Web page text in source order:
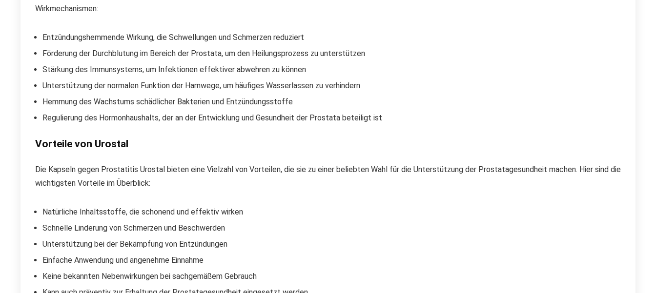
Wirkmechanismen:
Entzündungshemmende Wirkung, die Schwellungen und Schmerzen reduziert
Förderung der Durchblutung im Bereich der Prostata, um den Heilungsprozess zu unterstützen
Stärkung des Immunsystems, um Infektionen effektiver abwehren zu können
Unterstützung der normalen Funktion der Harnwege, um häufiges Wasserlassen zu verhindern
Hemmung des Wachstums schädlicher Bakterien und Entzündungsstoffe
Regulierung des Hormonhaushalts, der an der Entwicklung und Gesundheit der Prostata beteiligt ist
Vorteile von Urostal
Die Kapseln gegen Prostatitis Urostal bieten eine Vielzahl von Vorteilen, die sie zu einer beliebten Wahl für die Unterstützung der Prostatagesundheit machen. Hier sind die
wichtigsten Vorteile im Überblick:
Natürliche Inhaltsstoffe, die schonend und effektiv wirken
Schnelle Linderung von Schmerzen und Beschwerden
Unterstützung bei der Bekämpfung von Entzündungen
Einfache Anwendung und angenehme Einnahme
Keine bekannten Nebenwirkungen bei sachgemäßem Gebrauch